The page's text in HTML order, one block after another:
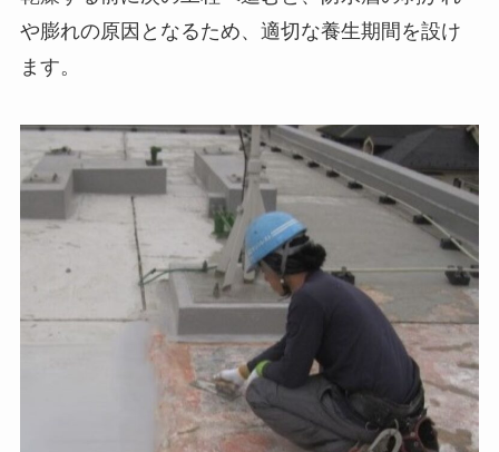
や膨れの原因となるため、適切な養生期間を設け
ます。